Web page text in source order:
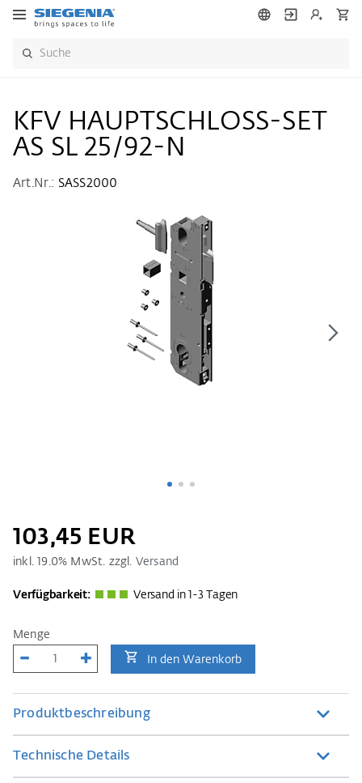
KFV HAUPTSCHLOSS-SET
AS SL 25/92-N
Art.Nr.: SASS2000
103,45 EUR
inkl. 19.0% MwSt. zzgl. Versand
Verfügbarkeit: Versand in 1-3 Tagen
Menge
In den Warenkorb
Produktbeschreibung
Technische Details